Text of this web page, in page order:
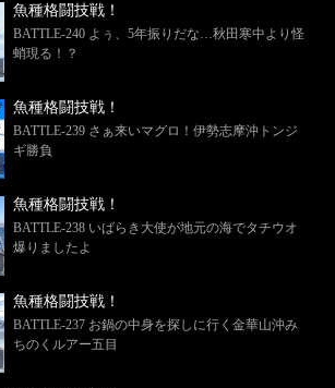
魚種格闘技戦！
BATTLE-240 よぅ、5年振りだな…秋田寒中より怪
蛸現る！？
魚種格闘技戦！
BATTLE-239 さぁ来いマグロ！伊勢志摩沖トンジ
ギ勝負
魚種格闘技戦！
BATTLE-238 いばらき大使が地元の海でタチウオ
爆りましたよ
魚種格闘技戦！
BATTLE-237 お鍋の中身を探しに行く金華山沖み
ちのくルアー五目